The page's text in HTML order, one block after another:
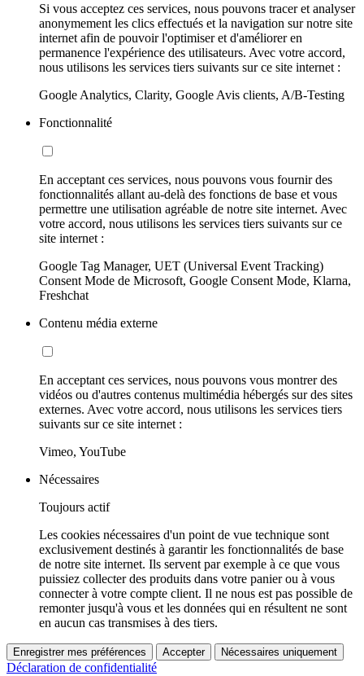
Si vous acceptez ces services, nous pouvons tracer et analyser
anonymement les clics effectués et la navigation sur notre site
internet afin de pouvoir l'optimiser et d'améliorer en
permanence l'expérience des utilisateurs. Avec votre accord,
nous utilisons les services tiers suivants sur ce site internet :
Google Analytics, Clarity, Google Avis clients, A/B-Testing
Fonctionnalité
En acceptant ces services, nous pouvons vous fournir des
fonctionnalités allant au-delà des fonctions de base et vous
permettre une utilisation agréable de notre site internet. Avec
votre accord, nous utilisons les services tiers suivants sur ce
site internet :
Google Tag Manager, UET (Universal Event Tracking)
Consent Mode de Microsoft, Google Consent Mode, Klarna,
Freshchat
Contenu média externe
En acceptant ces services, nous pouvons vous montrer des
vidéos ou d'autres contenus multimédia hébergés sur des sites
externes. Avec votre accord, nous utilisons les services tiers
suivants sur ce site internet :
Vimeo, YouTube
Nécessaires
Toujours actif
Les cookies nécessaires d'un point de vue technique sont
exclusivement destinés à garantir les fonctionnalités de base
de notre site internet. Ils servent par exemple à ce que vous
puissiez collecter des produits dans votre panier ou à vous
connecter à votre compte client. Il ne nous est pas possible de
remonter jusqu'à vous et les données qui en résultent ne sont
en aucun cas transmises à des tiers.
Enregistrer mes préférences Accepter Nécessaires uniquement
Déclaration de confidentialité